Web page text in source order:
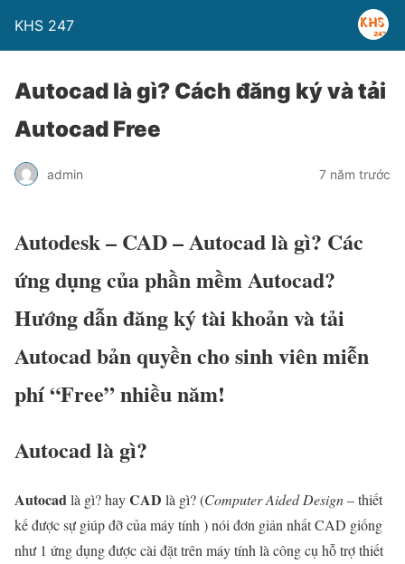
KHS 247
Autocad là gì? Cách đăng ký và tải
Autocad Free
admin 7 năm trước
Autodesk – CAD – Autocad là gì? Các
ứng dụng của phần mềm Autocad?
Hướng dẫn đăng ký tài khoản và tải
Autocad bản quyền cho sinh viên miễn
phí “Free” nhiều năm!
Autocad là gì?
Autocadlà gì? hayCAD là gì? (Computer Aided Design– thiết
kế được sự giúp đỡ của máy tính ) nói đơn giản nhất CAD giống
như 1 ứng dụng được cài đặt trên máy tính là công cụ hỗ trợ thiết